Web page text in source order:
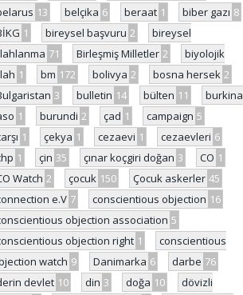
13 belçika 6 beraat 1 biber gazı 8
1 bireysel başvuru 2
bireysel
71 Birleşmiş Milletler 2
biyolojik
1 bm 172 bolivya 2 bosna hersek 2
3 bulletin 14 bülten 11
burkina
1 burundi 2 çad 1 campaign 5
1 çekya 1 cezaevi 1 cezaevleri 6
1 çin 35 çınar koçgiri doğan 3 CO 1
Watch 2 çocuk 150 Çocuk askerler 45
e.V 7 conscientious objection 16
objection association 5
objection right 1
conscientious
watch 9 Danimarka 6 darbe 76
devlet 10 din 3 doğa 10
dövizli